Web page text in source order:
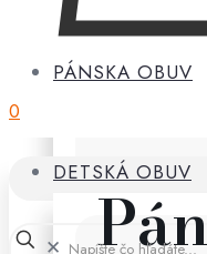
PÁNSKA OBUV
0
DETSKÁ OBUV
✕